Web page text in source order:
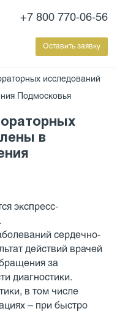
+7 800 770-06-56
Оставить заявку
исследований
Подмосковья
в
экспресс-
сердечно-
действий врачей
за
диагностики.
в том числе
– при быстро